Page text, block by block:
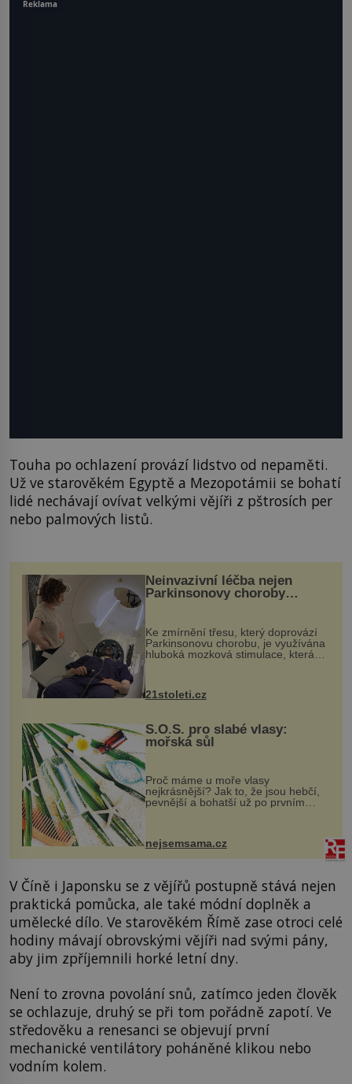
Touha po ochlazení provází lidstvo od nepaměti.
Už ve starověkém Egyptě a Mezopotámii se bohatí
lidé nechávají ovívat velkými vějíři z pštrosích per
nebo palmových listů.
Neinvazivní léčba nejen
Parkinsonovy choroby
Ke zmírnění třesu, který doprovází
Parkinsonovu chorobu, je využívána
hluboká mozková stimulace, která
však vyžaduje vysoce invazivní
zákrok. Ultrazvuk zase není vhodný
k dostatečně přesnému zacílení ...
21stoleti.cz
S.O.S. pro slabé vlasy:
mořská sůl
Proč máme u moře vlasy
nejkrásnější? Jak to, že jsou hebčí,
pevnější a bohatší už po prvním
vlasy. ...
nejsemsama.cz
V Číně i Japonsku se z vějířů postupně stává nejen
praktická pomůcka, ale také módní doplněk a
umělecké dílo. Ve starověkém Římě zase otroci celé
hodiny mávají obrovskými vějíři nad svými pány,
aby jim zpříjemnili horké letní dny.
Není to zrovna povolání snů, zatímco jeden člověk
se ochlazuje, druhý se při tom pořádně zapotí. Ve
středověku a renesanci se objevují první
mechanické ventilátory poháněné klikou nebo
vodním kolem.
Reklama